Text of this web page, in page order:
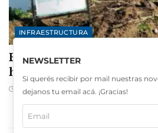
INFRAESTRUCTURA
Buenos Aires avanza con
hídricas en Berazategui y
AGOSTO 6, 2026
CARGAR MÁS
NEWSLETTER
Si querés recibir por mail nuestras
dejanos tu email acá. ¡Gracias!